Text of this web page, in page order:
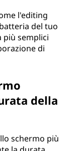
l'editing
del tuo
più semplici
di
della
schermo più